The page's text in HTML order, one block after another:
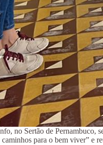
no Sertão de
para o bem viver” e